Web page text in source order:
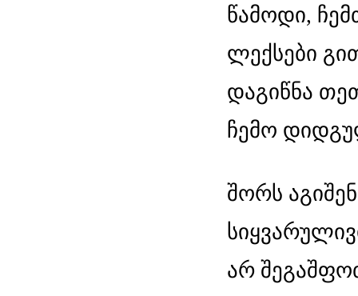
წამოდი,
ლექსები
დაგიწნა
ჩემო
შორს
არ